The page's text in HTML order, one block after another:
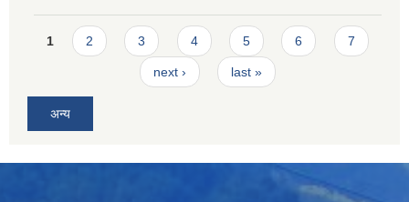
Pages
1 2 3 4 5 6 7
next › last »
अन्य